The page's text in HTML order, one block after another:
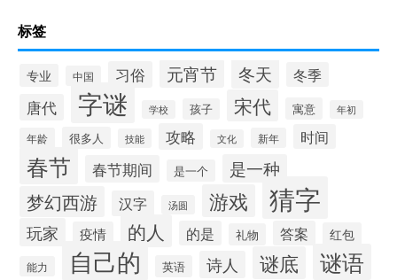
标签
专业 中国 习俗 元宵节 冬天 冬季
唐代 字谜 学校 孩子 宋代 寓意 年初
年龄 很多人 技能 攻略 文化 新年 时间
春节 春节期间 是一个 是一种
梦幻西游 汉字 汤圆 游戏 猜字
玩家 疫情 的人 的是 礼物 答案 红包
能力 自己的 英语 诗人 谜底 谜语